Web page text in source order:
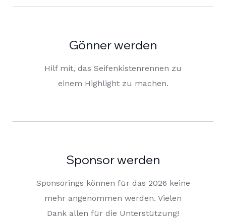
Gönner werden
Hilf mit, das Seifenkistenrennen zu
einem Highlight zu machen.
Sponsor werden
Sponsorings können für das 2026 keine
mehr angenommen werden. Vielen
Dank allen für die Unterstützung!